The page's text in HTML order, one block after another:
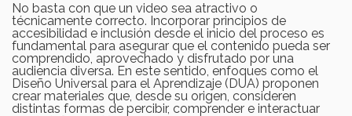
No basta con que un video sea atractivo o
técnicamente correcto. Incorporar principios de
accesibilidad e inclusión desde el inicio del proceso es
fundamental para asegurar que el contenido pueda ser
comprendido, aprovechado y disfrutado por una
audiencia diversa. En este sentido, enfoques como el
Diseño Universal para el Aprendizaje (DUA) proponen
crear materiales que, desde su origen, consideren
distintas formas de percibir, comprender e interactuar